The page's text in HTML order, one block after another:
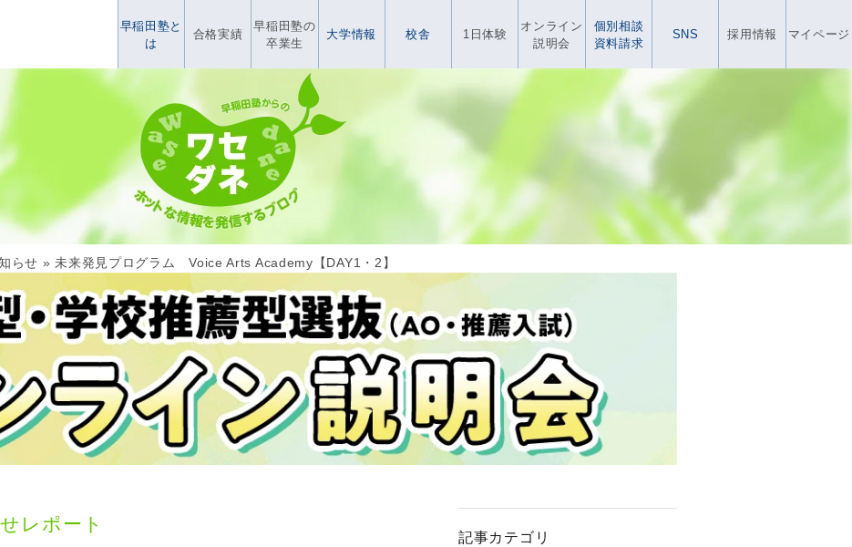
早稲田塾と
は
合格実績
早稲田塾の
卒業生
大学情報 校舎 1日体験
オンライン
説明会
個別相談
資料請求
SNS 採用情報 マイページ
らせ »未来発見プログラム Voice Arts Academy【DAY1・2】
レポート
記事カテゴリ